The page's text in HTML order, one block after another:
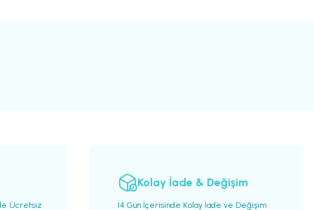
Ücretsiz
Kolay İade & Değişim
14 Gün İçerisinde Kolay İade ve Değişim